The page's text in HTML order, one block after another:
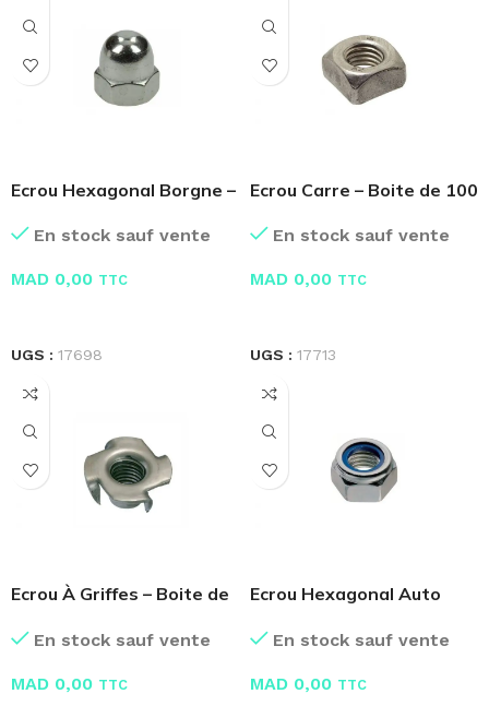
Ecrou Hexagonal Borgne –
En stock sauf vente
MAD 0,00 TTC
UGS : 17698
Ecrou Carre – Boite de 100
En stock sauf vente
MAD 0,00 TTC
UGS : 17713
Ecrou À Griffes – Boite de
En stock sauf vente
MAD 0,00 TTC
Ecrou Hexagonal Auto
En stock sauf vente
MAD 0,00 TTC